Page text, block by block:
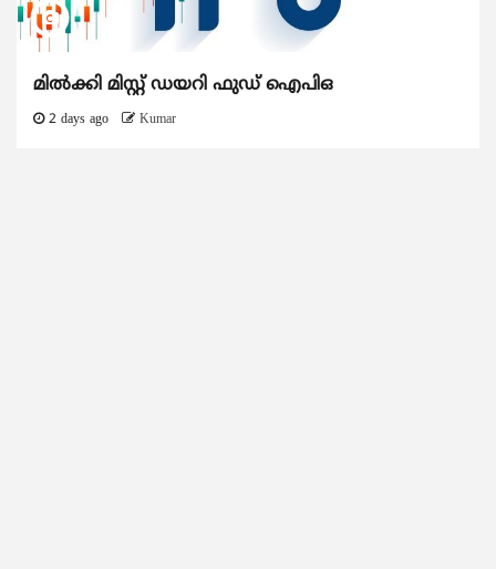
മിൽക്കി മിസ്റ്റ് ഡയറി ഫുഡ് ഐപിഒ
2 days ago Kumar